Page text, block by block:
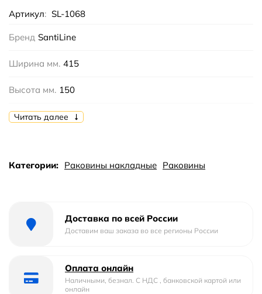
Артикул: SL-1068
Бренд SantiLine
Ширина мм. 415
Высота мм. 150
Глубина мм. 415
Тип накладная
Материал Фаянс
Гарантийный срок 5 лет
Читать далее
Категории: Раковины накладные Раковины
Доставка по всей России
Доставим ваш заказа во все регионы России
Оплата онлайн
Наличными, безнал. С НДС , банковской картой или
онлайн